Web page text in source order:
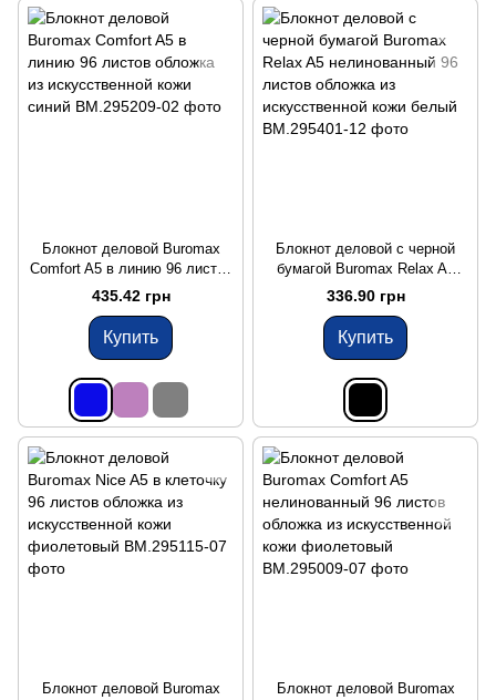
Блокнот деловой Buromax
Comfort A5 в линию 96 листов
обложка из искусственной
кожи синий
435.42 грн
Купить
Блокнот деловой с черной
бумагой Buromax Relax A5
нелинованный 96 листов
обложка из искусственной
кожи белый
336.90 грн
Купить
Блокнот деловой Buromax
Блокнот деловой Buromax